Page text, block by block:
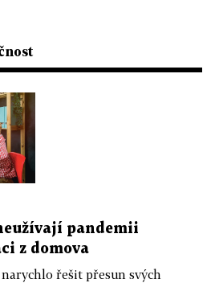
pandemii
z domova
řešit přesun svých